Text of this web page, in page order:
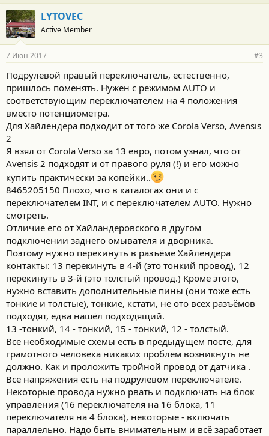
LYTOVEC
Active Member
7 Июн 2017 #3
Подрулевой правый переключатель, естественно,
пришлось поменять. Нужен с режимом AUTO и
соответствующим переключателем на 4 положения
вместо потенциометра.
Для Хайлендера подходит от того же Corola Verso, Avensis
2
Я взял от Corola Verso за 13 евро, потом узнал, что от
Avensis 2 подходят и от правого руля (!) и его можно
купить практически за копейки..
8465205150 Плохо, что в каталогах они и с
переключателем INT, и с переключателем AUTO. Нужно
смотреть.
Отличие его от Хайландеровского в другом
подключении заднего омывателя и дворника.
Поэтому нужно перекинуть в разъёме Хайлендера
контакты: 13 перекинуть в 4-й (это тонкий провод), 12
перекинуть в 3-й (это толстый провод.) Кроме этого,
нужно вставить дополнительные пины (они тоже есть
тонкие и толстые), тонкие, кстати, не ото всех разъёмов
подходят, едва нашёл подходящий.
13 -тонкий, 14 - тонкий, 15 - тонкий, 12 - толстый.
Все необходимые схемы есть в предыдущем посте, для
грамотного человека никаких проблем возникнуть не
должно. Как и проложить тройной провод от датчика .
Все напряжения есть на подрулевом переключателе.
Некоторые провода нужно рвать и подключать на блок
управления (16 переключателя на 16 блока, 11
переключателя на 4 блока), некоторые - включать
параллельно. Надо быть внимательным и всё заработает